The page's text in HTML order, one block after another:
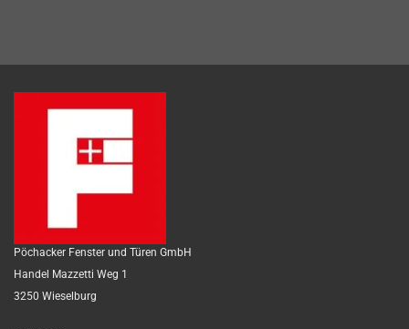
Pöchacker Fenster und Türen GmbH
Handel Mazzetti Weg 1
3250 Wieselburg